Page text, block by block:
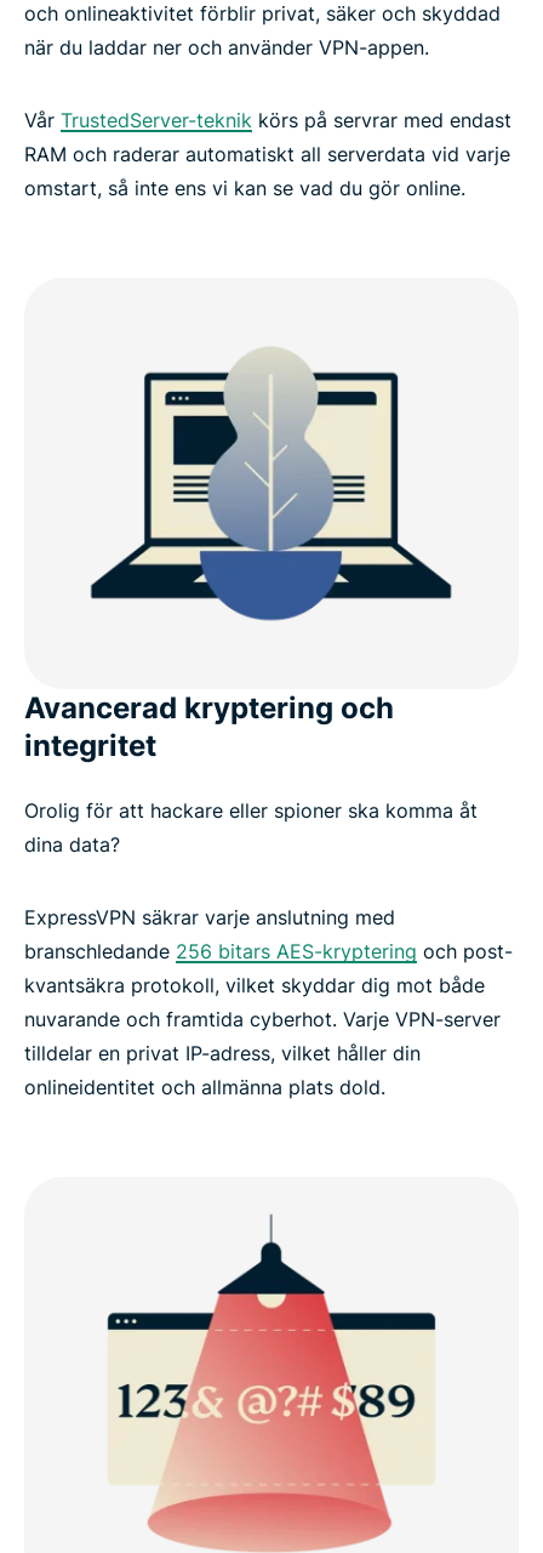
och onlineaktivitet förblir privat, säker och skyddad
när du laddar ner och använder VPN-appen.
Vår TrustedServer-teknik körs på servrar med endast
RAM och raderar automatiskt all serverdata vid varje
omstart, så inte ens vi kan se vad du gör online.
Avancerad kryptering och
integritet
Orolig för att hackare eller spioner ska komma åt
dina data?
ExpressVPN säkrar varje anslutning med
branschledande 256 bitars AES-kryptering och post-
kvantsäkra protokoll, vilket skyddar dig mot både
nuvarande och framtida cyberhot. Varje VPN-server
tilldelar en privat IP-adress, vilket håller din
onlineidentitet och allmänna plats dold.